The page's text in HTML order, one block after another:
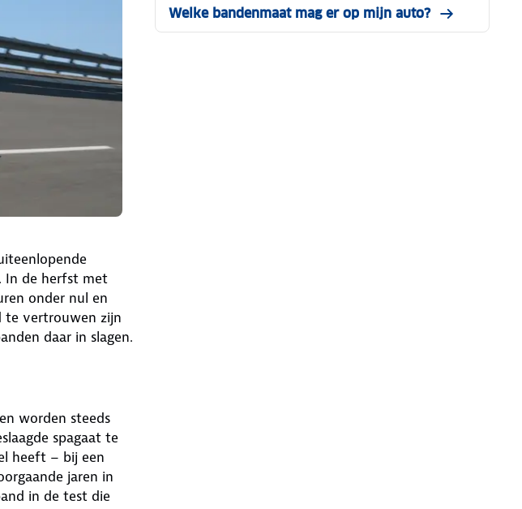
In de herfst met
onder nul en
te vertrouwen zijn
daar in slagen.
worden steeds
spagaat te
heeft – bij een
jaren in
in de test die
Welke bandenmaat mag er op mijn auto?